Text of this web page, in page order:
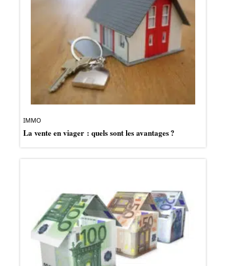
IMMO
La vente en viager : quels sont les avantages ?